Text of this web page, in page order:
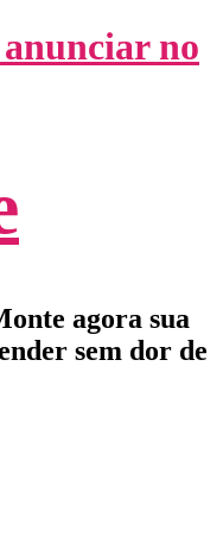
agora sua
sem dor de